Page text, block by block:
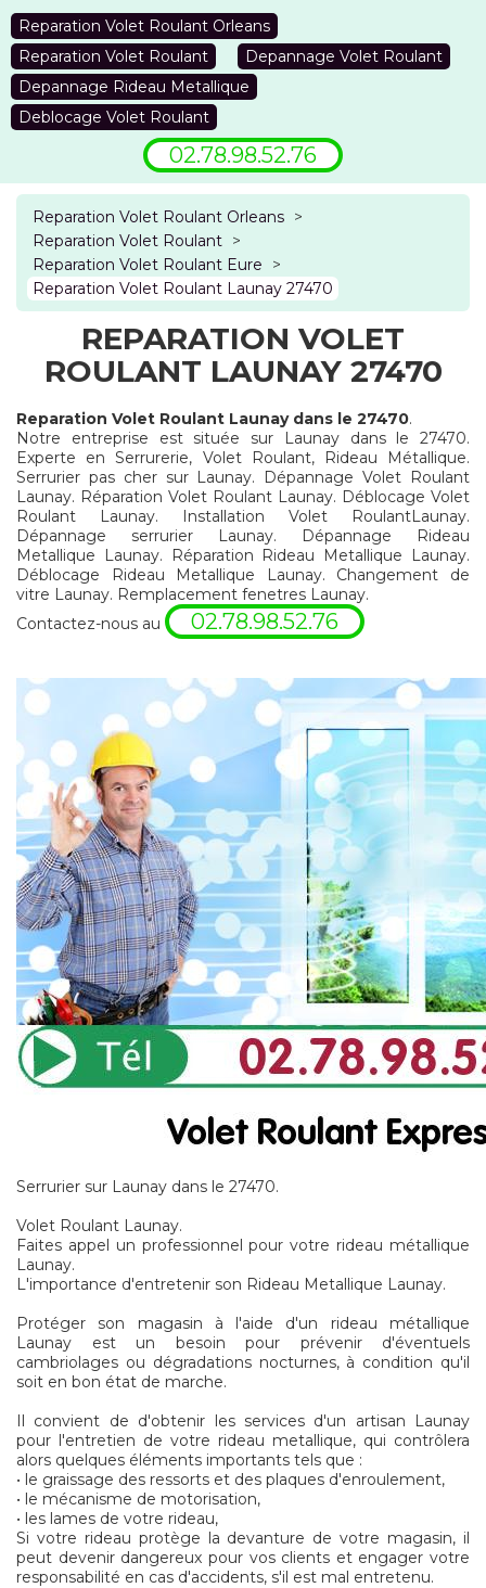
Reparation Volet Roulant Orleans
Reparation Volet Roulant
Depannage Volet Roulant
Depannage Rideau Metallique
Deblocage Volet Roulant
02.78.98.52.76
Reparation Volet Roulant Orleans >
Reparation Volet Roulant >
Reparation Volet Roulant Eure
>
Reparation Volet Roulant Launay 27470
REPARATION VOLET
ROULANT LAUNAY 27470
Reparation Volet Roulant Launay dans le 27470.
Notre entreprise est située sur Launay dans le 27470.
Experte en Serrurerie, Volet Roulant, Rideau Métallique.
Serrurier pas cher sur Launay. Dépannage Volet Roulant
Launay. Réparation Volet Roulant Launay. Déblocage Volet
Roulant Launay. Installation Volet RoulantLaunay.
Dépannage serrurier Launay. Dépannage Rideau
Metallique Launay. Réparation Rideau Metallique Launay.
Déblocage Rideau Metallique Launay. Changement de
vitre Launay. Remplacement fenetres Launay.
Contactez-nous au
02.78.98.52.76
Serrurier sur Launay dans le 27470.
Volet Roulant Launay.
Faites appel un professionnel pour votre rideau métallique
Launay.
L'importance d'entretenir son Rideau Metallique Launay.
Protéger son magasin à l'aide d'un rideau métallique
Launay est un besoin pour prévenir d'éventuels
cambriolages ou dégradations nocturnes, à condition qu'il
soit en bon état de marche.
Il convient de d'obtenir les services d'un artisan Launay
pour l'entretien de votre rideau metallique, qui contrôlera
alors quelques éléments importants tels que :
• le graissage des ressorts et des plaques d'enroulement,
• le mécanisme de motorisation,
• les lames de votre rideau,
Si votre rideau protège la devanture de votre magasin, il
peut devenir dangereux pour vos clients et engager votre
responsabilité en cas d'accidents, s'il est mal entretenu.